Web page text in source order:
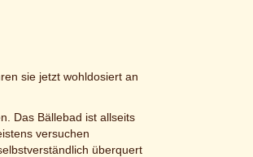
sie jetzt wohldosiert an
Das Bällebad ist allseits
versuchen
überquert